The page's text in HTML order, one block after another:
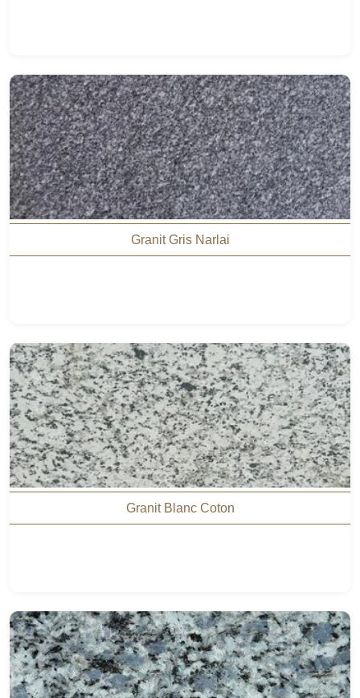
Granit Gris Narlai
Granit Blanc Coton